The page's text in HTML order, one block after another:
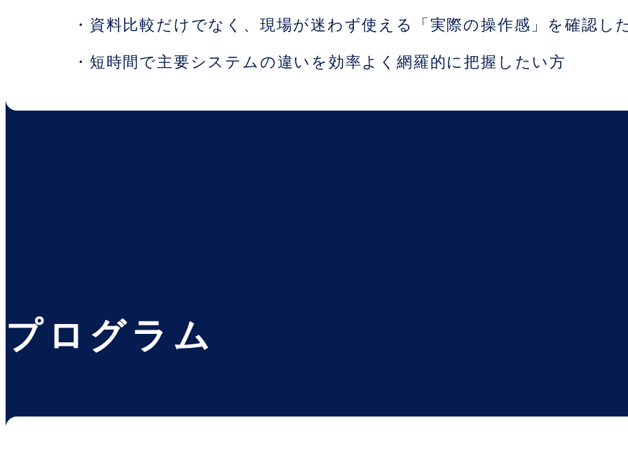
・資料比較だけでなく、現場が迷わず使える「実際の操作感」を確認し
・短時間で主要システムの違いを効率よく網羅的に把握したい方
プログラム